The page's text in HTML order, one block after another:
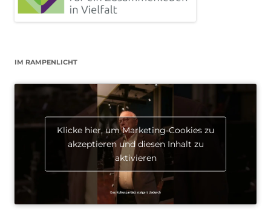
IM RAMPENLICHT
Klicke hier, um Marketing-Cookies zu
akzeptieren und diesen Inhalt zu
aktivieren